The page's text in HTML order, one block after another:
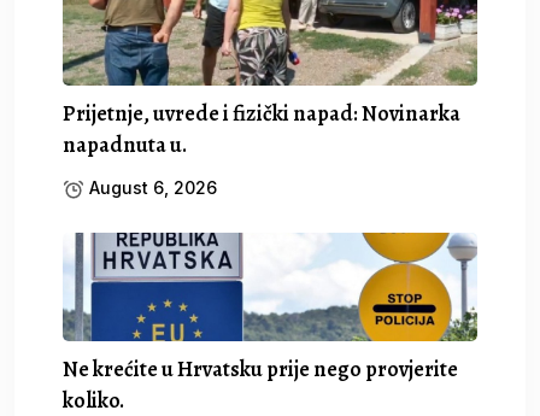
Prijetnje, uvrede i fizički napad: Novinarka
napadnuta u.
August 6, 2026
Ne krećite u Hrvatsku prije nego provjerite
koliko.